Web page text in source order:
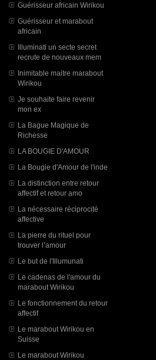
Guérisseur africain Wirikou
Guérisseur et marabout
africain
Illuminati un secte secret
recrute de nouveaux mem
Inimitable maitre marabout
Wirikou
Je souhaite faire revenir
mon ex
La Bague Magique de
Richesse
LA BOUGIE D'AMOUR
La Bougie d'Amour de l'inde
La distinction entre retour
affectif et retour amo
La nécessaire réciprocité
affective
La pierre du rituel pour
trouver l’amour
Le but de l'Illumunati
Le cadenas de l'amour du
marabout Wirikou
Le fonctionnement du retour
affectif
Le marabout Wirikou en
Suisse
Le marabout Wirikou